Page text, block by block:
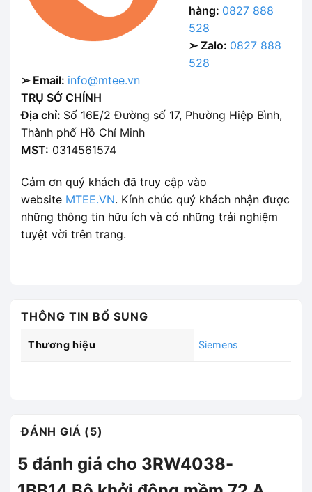
hàng: 0827 888
528
➢ Zalo: 0827 888
528
➢ Email: info@mtee.vn
TRỤ SỞ CHÍNH
Địa chỉ: Số 16E/2 Đường số 17, Phường Hiệp Bình,
Thành phố Hồ Chí Minh
MST: 0314561574
Cảm ơn quý khách đã truy cập vào
website MTEE.VN. Kính chúc quý khách nhận được
những thông tin hữu ích và có những trải nghiệm
tuyệt vời trên trang.
THÔNG TIN BỔ SUNG
Thương hiệu Siemens
ĐÁNH GIÁ (5)
5 đánh giá cho 3RW4038-